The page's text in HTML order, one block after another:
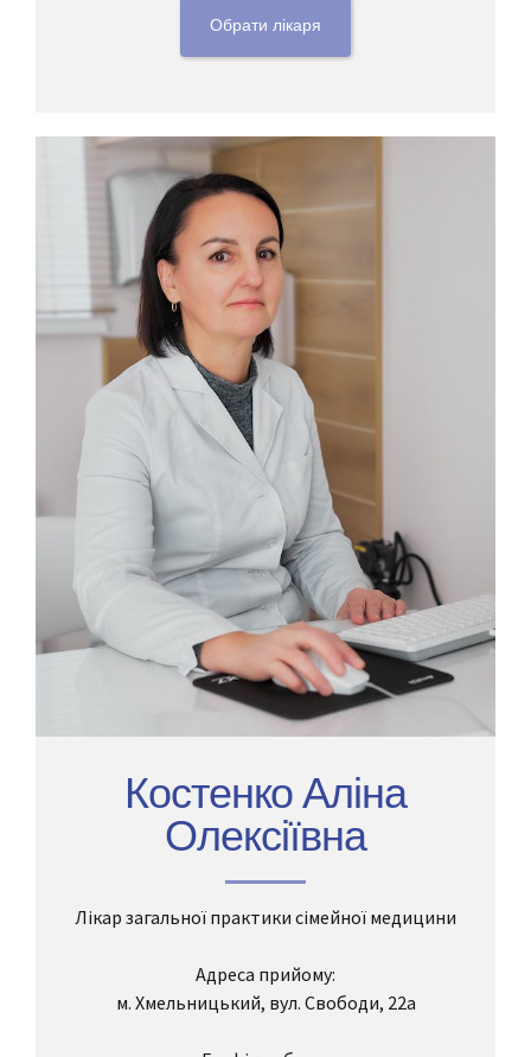
Обрати лікаря
Костенко Аліна
Олексіївна
Лікар загальної практики сімейної медицини
Адреса прийому:
м. Хмельницький, вул. Свободи, 22а